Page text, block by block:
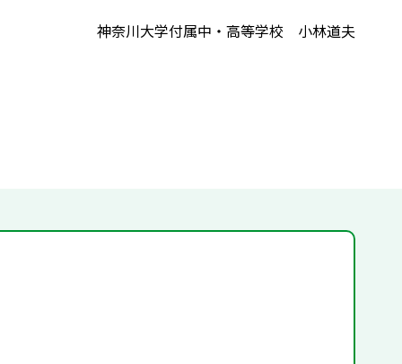
神奈川大学付属中・高等学校 小林道夫